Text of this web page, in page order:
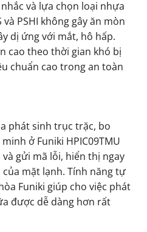
và lựa chọn loại nhựa
và PSHI không gây ăn mòn
dị ứng với mắt, hô hấp.
cao theo thời gian khó bị
chuẩn cao trong an toàn
phát sinh trục trặc, bo
ở Funiki HPIC09TMU
gửi mã lỗi, hiển thị ngay
mặt lạnh. Tính năng tự
Funiki giúp cho việc phát
được dễ dàng hơn rất